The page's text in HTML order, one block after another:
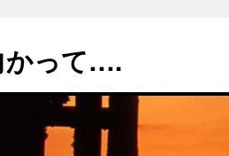
かって….